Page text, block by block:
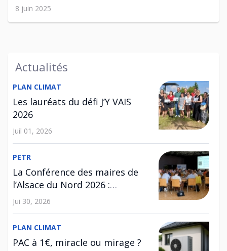
8 juin 2025
Actualités
PLAN CLIMAT
Les lauréats du défi J’Y VAIS
2026
Juil 01, 2026
PETR
La Conférence des maires de
l’Alsace du Nord 2026 :
l’habitat au cœur des
Jui 30, 2026
PLAN CLIMAT
PAC à 1€, miracle ou mirage ?